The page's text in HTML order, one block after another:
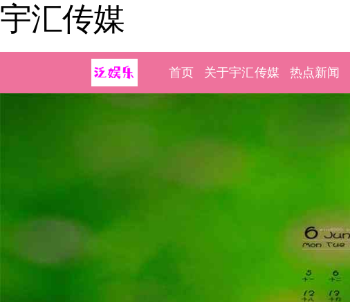
宇汇传媒
首页 关于宇汇传媒 热点新闻